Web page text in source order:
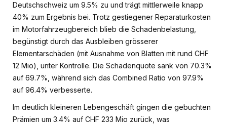
Deutschschweiz um 9.5% zu und trägt mittlerweile knapp
40% zum Ergebnis bei. Trotz gestiegener Reparaturkosten
im Motorfahrzeugbereich blieb die Schadenbelastung,
begünstigt durch das Ausbleiben grösserer
Elementarschäden (mit Ausnahme von Blatten mit rund CHF
12 Mio), unter Kontrolle. Die Schadenquote sank von 70.3%
auf 69.7%, während sich das Combined Ratio von 97.9%
auf 96.4% verbesserte.
Im deutlich kleineren Lebengeschäft gingen die gebuchten
Prämien um 3.4% auf CHF 233 Mio zurück, was